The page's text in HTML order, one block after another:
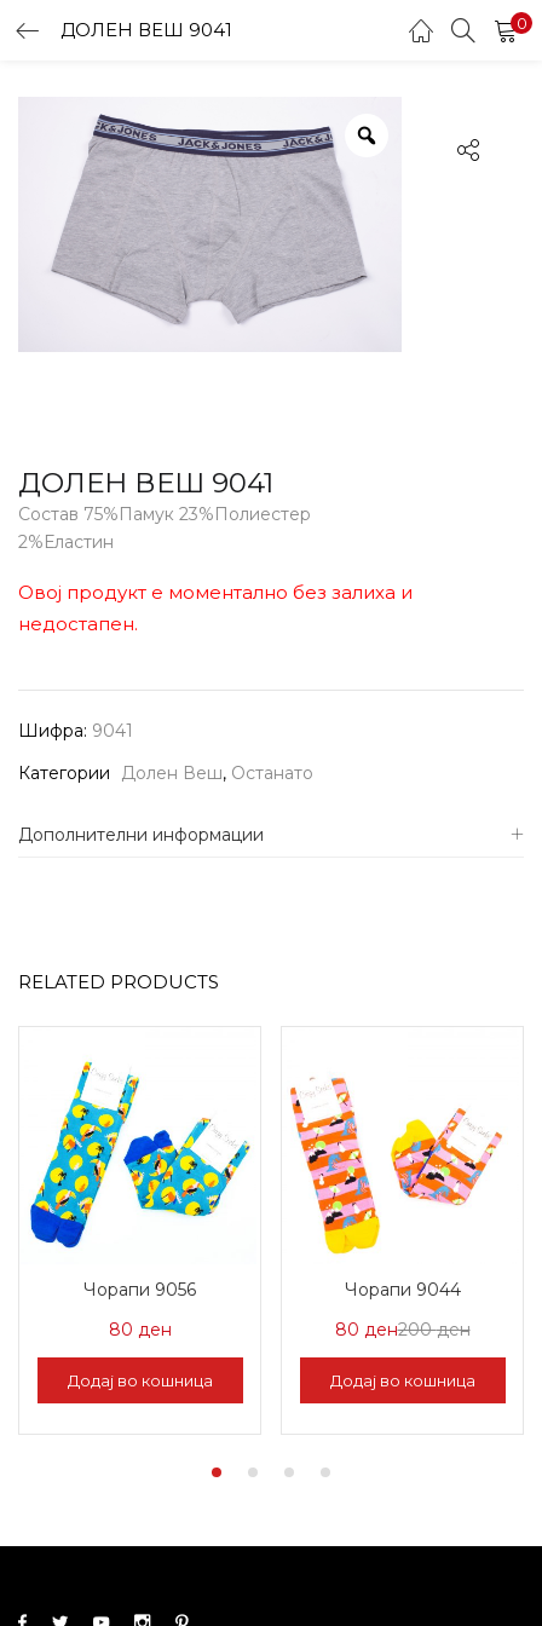
ДОЛЕН ВЕШ 9041 0
ДОЛЕН ВЕШ 9041
Состав 75%Памук 23%Полиестер
2%Еластин
Овој продукт е моментално без залиха и
недостапен.
Шифра: 9041
Категории
Долен Веш, Останато
Дополнителни информации
RELATED PRODUCTS
Чорапи 9056
80 ден
Додај во кошница
Чорапи 9044
80 денЦена
на
Попуст:
200ден
Цена
200
Додај во кошница
LOGIN
Enter your username and password to login.
Remember me